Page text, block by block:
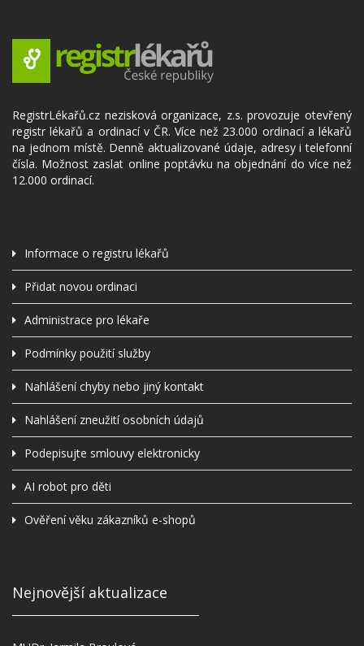
RegistrLékařů.cz nezisková organizace, z.s. provozuje otevřený
registr lékařů a ordinací v ČR. Více než 23.000 ordinací a lékařů
na jednom místě. Denně aktualizované údaje, adresy i telefonní
čísla. Možnost zaslat online poptávku na objednání do více než
12.000 ordinací.
Informace o registru lékařů
Přidat novou ordinaci
Administrace pro lékaře
Podmínky použití služby
Nahlášení chyby nebo jiný kontakt
Nahlášení zneužití osobních údajů
Podepisujte smlouvy elektronicky
AI robot pro děti
Ověření věku zákazníků e-shopů
Nejnovější aktualizace